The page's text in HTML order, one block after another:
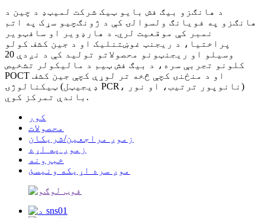
د هانګزو بیګ فش بایو ټیک شرکت لمیټډ د چین د
هانګزو په فویانګ ولسوالۍ کې د ژونګچیو سړک په اتم
نمبر کې موقعیت لري. د هارډویر او سافټویر
پراختیا، د ریجنټ غوښتنلیک او د جین کشف کولو
وسیلو او ریجنټونو محصولاتو تولید کې د نږدې 20
کلونو تجربې سره، د بیګ فش ټیم د مالیکولر تشخیص
POCT او د منځنۍ کچې څخه تر لوړې کچې جین کشف
ټیکنالوژۍ (ډیجیټل PCR، نانوپور ترتیب، او نور)
باندې تمرکز کوي.
کور
محصولات
زموږ مراجعین/شریکان
زموږ په اړه
خبرونه
موږ سره اړیکه ونیسئ